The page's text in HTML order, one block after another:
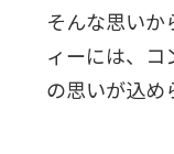
そんな思いか
ィーには、コ
の思いが込め